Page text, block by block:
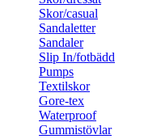
Skor/casual
Sandaletter
Sandaler
Slip In/fotbädd
Pumps
Textilskor
Gore-tex
Waterproof
Gummistövlar